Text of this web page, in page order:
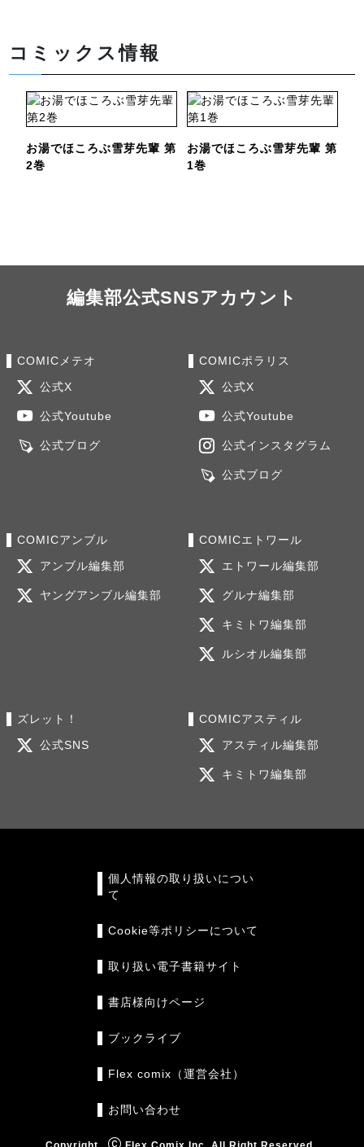
コミックス情報
お湯でほころぶ雪芽先輩 第
2巻
お湯でほころぶ雪芽先輩 第
1巻
編集部公式SNSアカウント
COMICメテオ
公式X
公式Youtube
公式ブログ
COMICポラリス
公式X
公式Youtube
公式インスタグラム
公式ブログ
COMICアンブル
アンブル編集部
ヤングアンブル編集部
COMICエトワール
エトワール編集部
グルナ編集部
キミトワ編集部
ルシオル編集部
ズレット！
公式SNS
COMICアスティル
アスティル編集部
キミトワ編集部
個人情報の取り扱いについ
て
Cookie等ポリシーについて
取り扱い電子書籍サイト
書店様向けページ
ブックライブ
Flex comix（運営会社）
お問い合わせ